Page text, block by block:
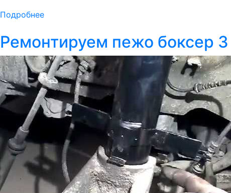
Подробнее
Ремонтируем пежо боксер 3